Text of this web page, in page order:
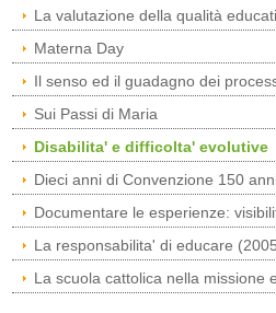
La valutazione della qualità
Materna Day
Il senso ed il guadagno dei
Sui Passi di Maria
Disabilita' e difficolta' evolutive
Dieci anni di Convenzione 150
Documentare le esperienze:
La responsabilita' di educare
La scuola cattolica nella missione